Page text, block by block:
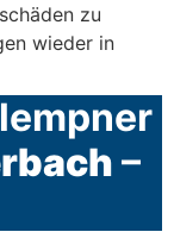
zu
wieder in
–